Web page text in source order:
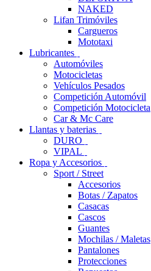
NAKED
Lifan Trimóviles
Cargueros
Mototaxi
Lubricantes
Automóviles
Motocicletas
Vehículos Pesados
Competición Automóvil
Competición Motocicleta
Car & Mc Care
Llantas y baterias
DURO
VIPAL
Ropa y Accesorios
Sport / Street
Accesorios
Botas / Zapatos
Casacas
Cascos
Guantes
Mochilas / Maletas
Pantalones
Protecciones